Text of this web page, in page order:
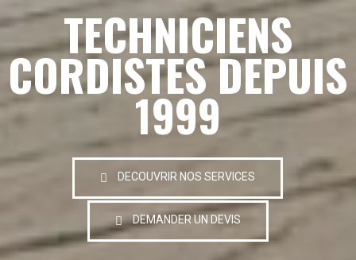
TECHNICIENS
CORDISTES DEPUIS
1999
DECOUVRIR NOS SERVICES
DEMANDER UN DEVIS